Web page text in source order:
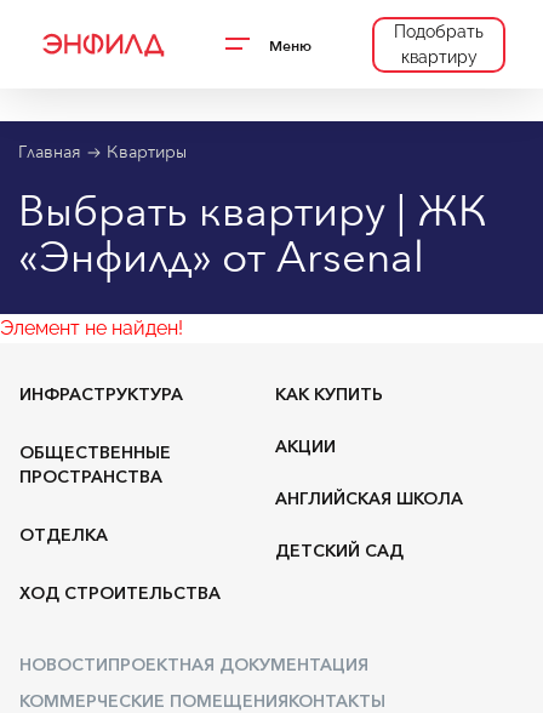
Меню
Подобрать
квартиру
Главная Квартиры
Выбрать квартиру | ЖК
«Энфилд» от Arsenal
Элемент не найден!
ИНФРАСТРУКТУРА
ОБЩЕСТВЕННЫЕ
ПРОСТРАНСТВА
ОТДЕЛКА
ХОД СТРОИТЕЛЬСТВА
КАК КУПИТЬ
АКЦИИ
АНГЛИЙСКАЯ ШКОЛА
ДЕТСКИЙ САД
НОВОСТИПРОЕКТНАЯ ДОКУМЕНТАЦИЯ
КОММЕРЧЕСКИЕ ПОМЕЩЕНИЯКОНТАКТЫ